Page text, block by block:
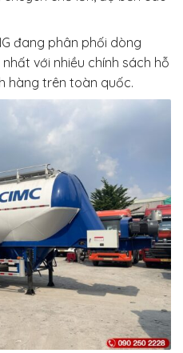
đang phân phối dòng
với nhiều chính sách hỗ
hàng trên toàn quốc.